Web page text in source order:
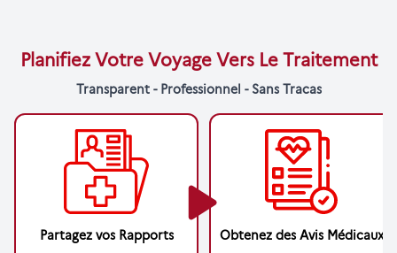
Planifiez Votre Voyage Vers Le Traitement
Transparent - Professionnel - Sans Tracas
Partagez vos Rapports
Obtenez des Avis Médicaux